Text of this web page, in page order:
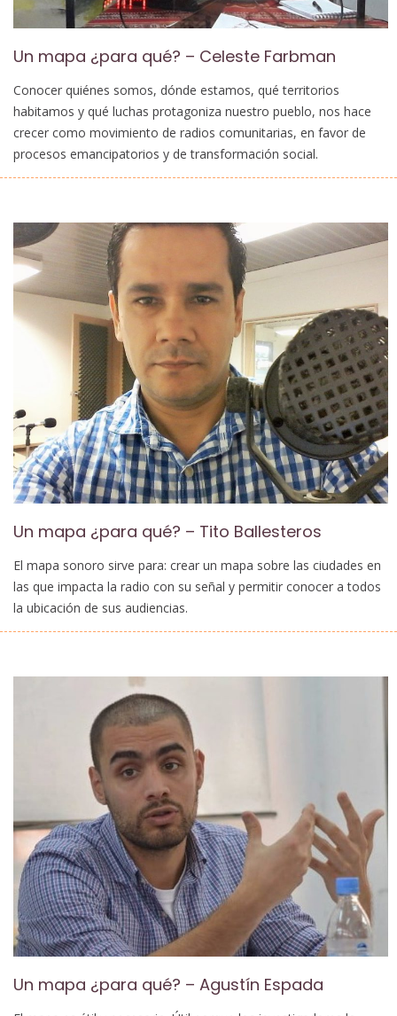
Un mapa ¿para qué? – Celeste Farbman
Conocer quiénes somos, dónde estamos, qué territorios
habitamos y qué luchas protagoniza nuestro pueblo, nos hace
crecer como movimiento de radios comunitarias, en favor de
procesos emancipatorios y de transformación social.
Un mapa ¿para qué? – Tito Ballesteros
El mapa sonoro sirve para: crear un mapa sobre las ciudades en
las que impacta la radio con su señal y permitir conocer a todos
la ubicación de sus audiencias.
Un mapa ¿para qué? – Agustín Espada